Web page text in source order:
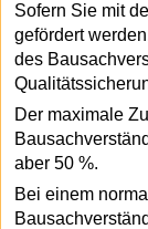
Sofern Sie mit
gefördert
des
Der maximale
aber 50 %.
Bei einem